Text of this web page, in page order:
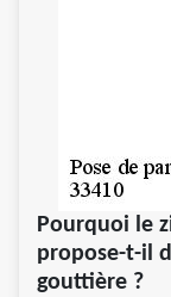
Pourquoi le
propose-t-il
gouttière ?